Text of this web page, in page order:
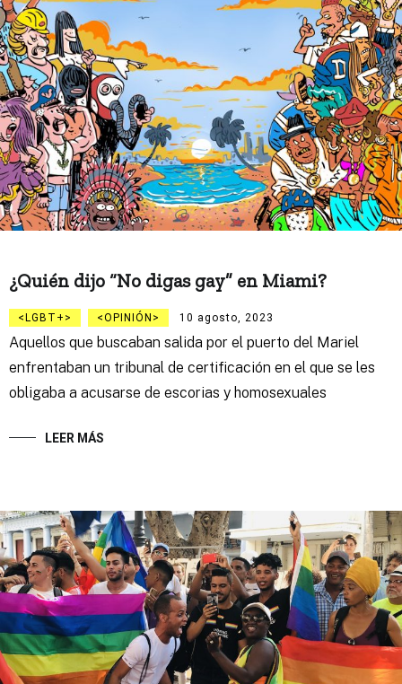
¿Quién dijo “No digas gay” en Miami?
LGBT+ OPINIÓN 10 agosto, 2023
Aquellos que buscaban salida por el puerto del Mariel
enfrentaban un tribunal de certificación en el que se les
obligaba a acusarse de escorias y homosexuales
LEER MÁS